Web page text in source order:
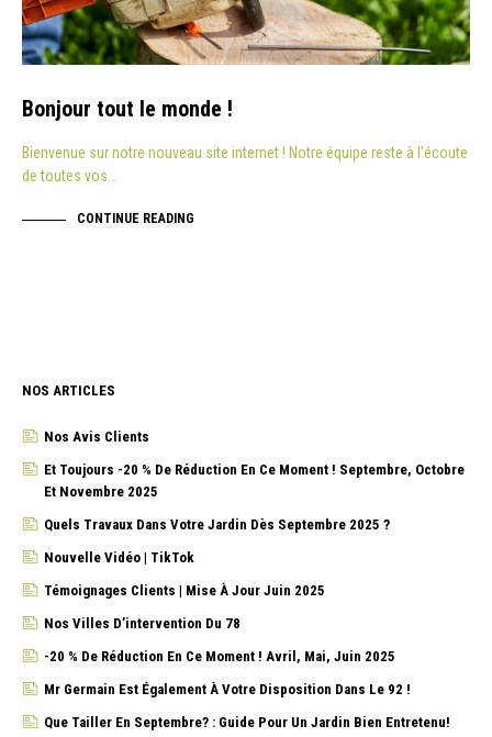
Bonjour tout le monde !
Bienvenue sur notre nouveau site internet ! Notre équipe reste à l’écoute
de toutes vos…
CONTINUE READING
NOS ARTICLES
Nos Avis Clients
Et Toujours -20 % De Réduction En Ce Moment ! Septembre, Octobre
Et Novembre 2025
Quels Travaux Dans Votre Jardin Dès Septembre 2025 ?
Nouvelle Vidéo | TikTok
Témoignages Clients | Mise À Jour Juin 2025
Nos Villes D’intervention Du 78
-20 % De Réduction En Ce Moment ! Avril, Mai, Juin 2025
Mr Germain Est Également À Votre Disposition Dans Le 92 !
Que Tailler En Septembre? : Guide Pour Un Jardin Bien Entretenu!